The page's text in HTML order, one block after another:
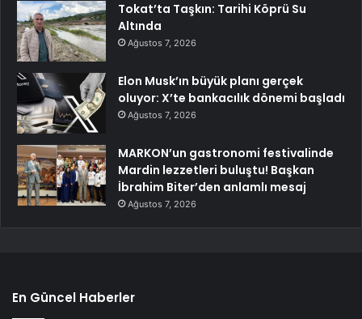
Tokat’ta Taşkın: Tarihi Köprü Su
Altında
Ağustos 7, 2026
Elon Musk’ın büyük planı gerçek
oluyor: X’te bankacılık dönemi başladı
Ağustos 7, 2026
MARKON’un gastronomi festivalinde
Mardin lezzetleri buluştu! Başkan
İbrahim Biter’den anlamlı mesaj
Ağustos 7, 2026
En Güncel Haberler